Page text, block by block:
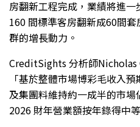
房翻新工程完成，業績將進
160 間標準客房翻新成60間
群的增長動力。
CreditSights 分析師Nicholas
「基於整體市場博彩毛收入
及集團料維持約一成半的市
2026 財年營業額按年錄得中